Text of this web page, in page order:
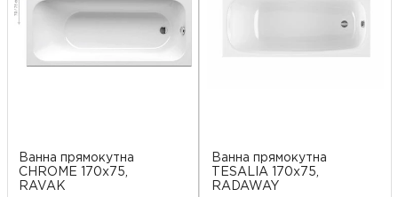
Ванна прямокутна
CHROME 170x75,
RAVAK
Ванна прямокутна
TESALIA 170x75,
RADAWAY